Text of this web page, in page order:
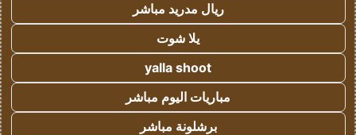
ريال مدريد مباشر
يلا شوت
yalla shoot
مباريات اليوم مباشر
برشلونة مباشر